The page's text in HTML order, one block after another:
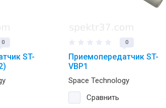
0
ST-
0
Приемопередатчик ST-
VBP1
Space Technology
Сравнить